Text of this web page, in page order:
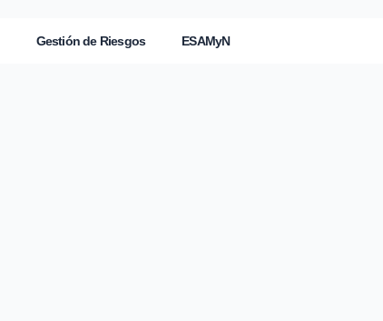
Gestión de Riesgos ESAMyN